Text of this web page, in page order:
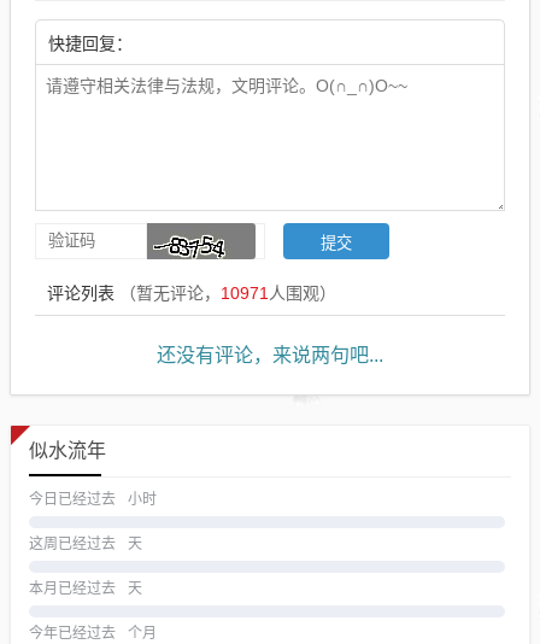
快捷回复：
评论列表 （暂无评论， 10971 人围观）
还没有评论，来说两句吧...
似水流年
今日已经过去 小时
这周已经过去 天
本月已经过去 天
今年已经过去 个月